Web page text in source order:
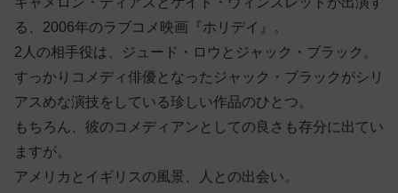
る、2006年のラブコメ映画『ホリデイ』。
2人の相手役は、ジュード・ロウとジャック・ブラック。
すっかりコメディ俳優となったジャック・ブラックがシリ
アスめな演技をしている珍しい作品のひとつ。
もちろん、彼のコメディアンとしての良さも存分に出てい
ますが。
アメリカとイギリスの風景、人との出会い。